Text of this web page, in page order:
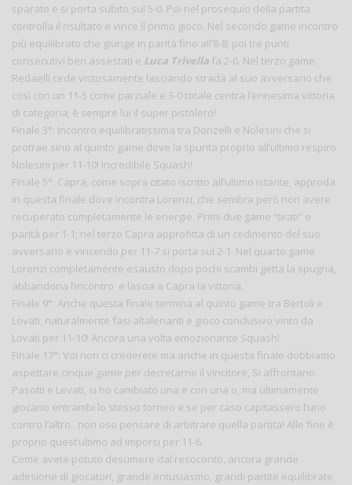
sparato e si porta subito sul 5-0. Poi nel prosequio della partita
controlla il risultato e vince il primo gioco. Nel secondo game incontro
più equilibrato che giunge in parità fino all’8-8; poi tre punti
consecutivi ben assestati e Luca Trivella fa 2-0. Nel terzo game
Redaelli cede vistosamente lasciando strada al suo avversario che
così con un 11-5 come parziale e 3-0 totale centra l’ennesima vittoria
di categoria; è sempre lui il super pistolero!
Finale 3°: Incontro equilibratissima tra Donzelli e Nolesini che si
protrae sino al quinto game dove la spunta proprio all’ultimo respiro
Nolesini per 11-10! Incredibile Squash!
Finale 5°: Capra, come sopra citato iscritto all’ultimo istante, approda
in questa finale dove incontra Lorenzi, che sembra però non avere
recuperato completamente le energie. Primi due game “tirati” e
parità per 1-1; nel terzo Capra approfitta di un cedimento del suo
avversario e vincendo per 11-7 si porta sul 2-1. Nel quarto game
Lorenzi completamente esausto dopo pochi scambi getta la spugna,
abbandona l’incontro e lascia a Capra la vittoria.
Finale 9°: Anche questa finale termina al quinto game tra Bertoli e
Lovati; naturalmente fasi altalenanti e gioco conclusivo vinto da
Lovati per 11-10! Ancora una volta emozionante Squash!
Finale 17°: Voi non ci crederete ma anche in questa finale dobbiamo
aspettare cinque game per decretarne il vincitore, Si affrontano
Pasotti e Levati, si ho cambiato una e con una o, ma ultimamente
giocano entrambi lo stesso torneo e se per caso capitassero l’uno
contro l’altro.. non oso pensare di arbitrare quella partita! Alle fine è
proprio quest’ultimo ad imporsi per 11-6.
Come avete potuto desumere dal resoconto, ancora grande
adesione di giocatori, grande entusiasmo, grandi partite equilibrate